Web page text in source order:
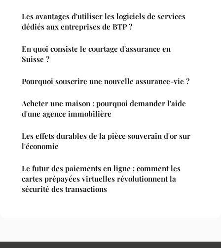
Les avantages d'utiliser les logiciels de services
dédiés aux entreprises de BTP ?
En quoi consiste le courtage d'assurance en
Suisse ?
Pourquoi souscrire une nouvelle assurance-vie ?
Acheter une maison : pourquoi demander l'aide
d'une agence immobilière
Les effets durables de la pièce souverain d'or sur
l'économie
Le futur des paiements en ligne : comment les
cartes prépayées virtuelles révolutionnent la
sécurité des transactions